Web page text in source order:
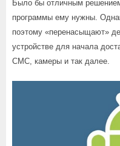
Было бы отличным
программы ему нужны.
поэтому «перенасыщают»
устройстве для начала
СМС, камеры и так далее.